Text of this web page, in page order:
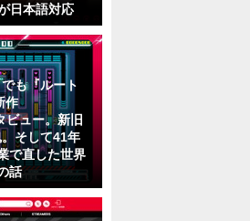
日本語対応
も『ルート
作
ビュー。新旧
そして41年
で直した世界
話